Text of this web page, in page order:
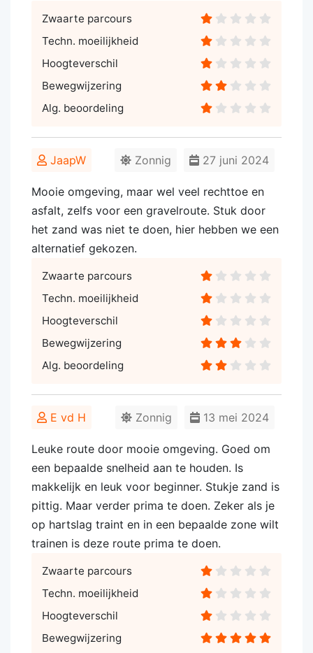
Zwaarte parcours
Techn. moeilijkheid
Hoogteverschil
Bewegwijzering
Alg. beoordeling
JaapW 27 juni 2024
Zonnig
Mooie omgeving, maar wel veel rechttoe en
asfalt, zelfs voor een gravelroute. Stuk door
het zand was niet te doen, hier hebben we een
alternatief gekozen.
Zwaarte parcours
Techn. moeilijkheid
Hoogteverschil
Bewegwijzering
Alg. beoordeling
E vd H 13 mei 2024
Zonnig
Leuke route door mooie omgeving. Goed om
een bepaalde snelheid aan te houden. Is
makkelijk en leuk voor beginner. Stukje zand is
pittig. Maar verder prima te doen. Zeker als je
op hartslag traint en in een bepaalde zone wilt
trainen is deze route prima te doen.
Zwaarte parcours
Techn. moeilijkheid
Hoogteverschil
Bewegwijzering